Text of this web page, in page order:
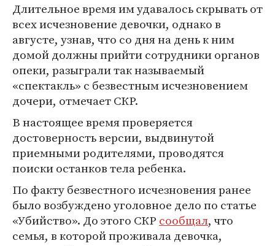
Длительное время им удавалось скрывать от
всех исчезновение девочки, однако в
августе, узнав, что со дня на день к ним
домой должны прийти сотрудники органов
опеки, разыграли так называемый
«спектакль» с безвестным исчезновением
дочери, отмечает СКР.
В настоящее время проверяется
достоверность версии, выдвинутой
приемными родителями, проводятся
поиски останков тела ребенка.
По факту безвестного исчезновения ранее
было возбуждено уголовное дело по статье
«Убийство». До этого СКР сообщал, что
семья, в которой проживала девочка,